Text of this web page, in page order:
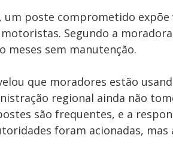
um poste comprometido
Segundo a moradora
meses sem manutenção.
que moradores estão
regional ainda não
são frequentes, e a
foram acionadas, mas